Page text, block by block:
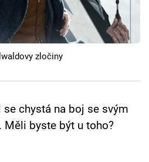
zločiny
chystá na boj se svým
byste být u toho?